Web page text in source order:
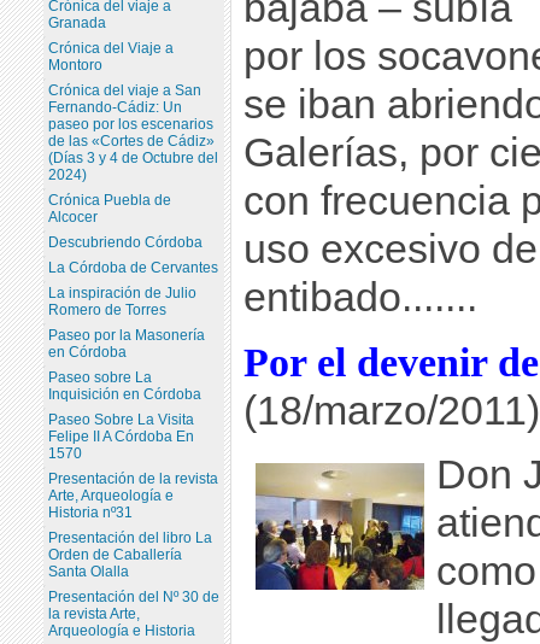
por los
se iban
Galerías, por
con frecuencia
uso excesivo
entibado.......
Por el devenir
(18/marzo/2011)
Don
Crónica del viaje a
Granada
Crónica del Viaje a
Montoro
Crónica del viaje a San
Fernando-Cádiz: Un
paseo por los escenarios
de las «Cortes de Cádiz»
(Días 3 y 4 de Octubre del
2024)
Crónica Puebla de
Alcocer
Descubriendo Córdoba
La Córdoba de Cervantes
La inspiración de Julio
Romero de Torres
Paseo por la Masonería
en Córdoba
Paseo sobre La
Inquisición en Córdoba
Paseo Sobre La Visita
Felipe II A Córdoba En
1570
Presentación de la revista
Arte, Arqueología e
Historia nº31
Presentación del libro La
Orden de Caballería
Santa Olalla
Presentación del Nº 30 de
la revista Arte,
Arqueología e Historia